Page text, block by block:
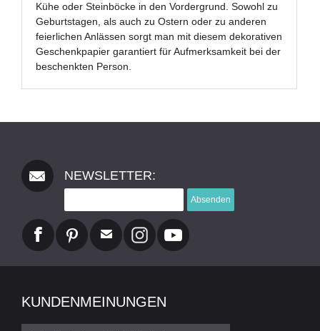
Kühe oder Steinböcke in den Vordergrund. Sowohl zu
Geburtstagen, als auch zu Ostern oder zu anderen
feierlichen Anlässen sorgt man mit diesem dekorativen
Geschenkpapier garantiert für Aufmerksamkeit bei der
beschenkten Person.
NEWSLETTER:
Absenden
KUNDENMEINUNGEN